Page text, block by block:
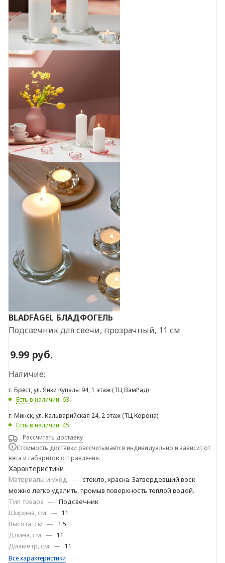
BLADFÅGEL БЛАДФОГЕЛЬ
Подсвечник для свечи, прозрачный, 11 см
9.99 руб.
Наличие:
г. Брест, ул. Янки Купалы 94, 1 этаж (ТЦ ВамРад)
Есть в наличии: 63
г. Минск, ул. Кальварийская 24, 2 этаж (ТЦ Корона)
Есть в наличии: 45
Рассчитать доставку
Стоимость доставки рассчитывается индивидуально и зависит от
веса и габаритов отправления.
Характеристики
Материалы и уход — стекло, краска. Затвердевший воск
можно легко удалить, промыв поверхность теплой водой.
Тип товара — Подсвечник
Ширина, см — 11
Высота, см — 1.5
Длина, см — 11
Диаметр, см — 11
Все характеристики